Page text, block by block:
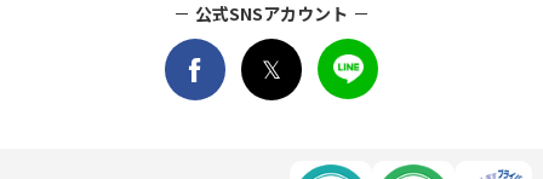
公式SNSアカウント